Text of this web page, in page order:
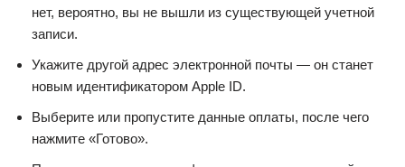
нет, вероятно, вы не вышли из существующей учетной
записи.
Укажите другой адрес электронной почты — он станет
новым идентификатором Apple ID.
Выберите или пропустите данные оплаты, после чего
нажмите «Готово».